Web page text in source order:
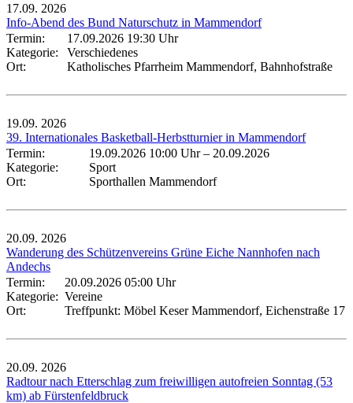
17.09. 2026
Info-Abend des Bund Naturschutz in Mammendorf
Termin:
17.09.2026 19:30 Uhr
Kategorie:
Verschiedenes
Ort:
Katholisches Pfarrheim Mammendorf, Bahnhofstraße
19.09. 2026
39. Internationales Basketball-Herbstturnier in Mammendorf
Termin:
19.09.2026 10:00 Uhr– 20.09.2026
Kategorie:
Sport
Ort:
Sporthallen Mammendorf
20.09. 2026
Wanderung des Schützenvereins Grüne Eiche Nannhofen nach
Andechs
Termin:
20.09.2026 05:00 Uhr
Kategorie: Vereine
Ort:
Treffpunkt: Möbel Keser Mammendorf, Eichenstraße 17
20.09. 2026
Radtour nach Etterschlag zum freiwilligen autofreien Sonntag (53
km) ab Fürstenfeldbruck